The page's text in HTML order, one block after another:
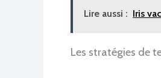
Lire aussi : Iris
Les stratégies de